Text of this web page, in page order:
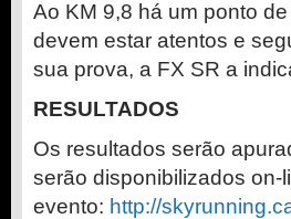
Ao KM 9,8 há um ponto
devem estar atentos e
sua prova, a FX SR a
RESULTADOS
Os resultados serão
serão disponibilizados on-
evento: http://